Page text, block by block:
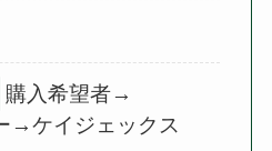
購入希望者→
→ケイジェックス